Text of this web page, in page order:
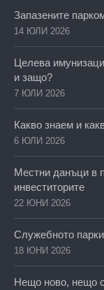
Запазените
14 ЮЛИ 2026
Целева
и защо?
7 ЮЛИ 2026
Какво знаем и
6 ЮЛИ 2026
Местни данъци в
инвеститорите
22 ЮНИ 2026
Служебното
18 ЮНИ 2026
Нещо ново, нещо